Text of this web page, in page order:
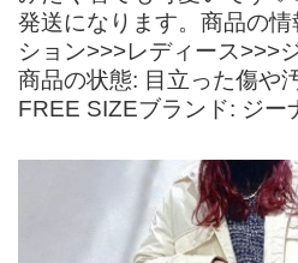
発送になります。商品の
ション>>>レディース>>>
商品の状態: 目立った傷や
FREE SIZEブランド: ジー